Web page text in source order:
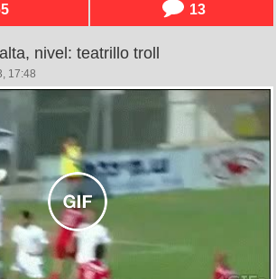
13
nivel: teatrillo troll
17:48